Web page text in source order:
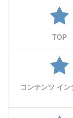
TOP
コンテンツ イン